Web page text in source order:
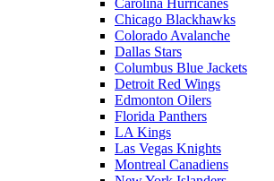
Carolina Hurricanes
Chicago Blackhawks
Colorado Avalanche
Dallas Stars
Columbus Blue Jackets
Detroit Red Wings
Edmonton Oilers
Florida Panthers
LA Kings
Las Vegas Knights
Montreal Canadiens